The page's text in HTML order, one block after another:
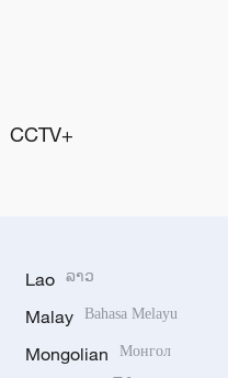
CCTV+
Lao ລາວ
Malay Bahasa Melayu
Mongolian Монгол